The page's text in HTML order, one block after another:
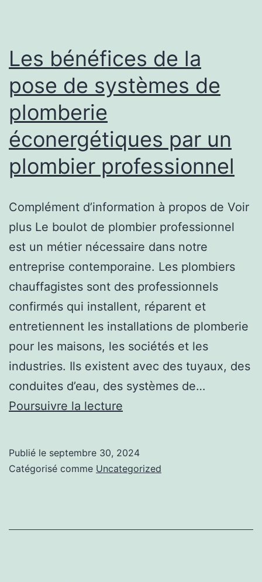
Les bénéfices de la
pose de systèmes de
plomberie
éconergétiques par un
plombier professionnel
Complément d’information à propos de Voir
plus Le boulot de plombier professionnel
est un métier nécessaire dans notre
entreprise contemporaine. Les plombiers
chauffagistes sont des professionnels
confirmés qui installent, réparent et
entretiennent les installations de plomberie
pour les maisons, les sociétés et les
industries. Ils existent avec des tuyaux, des
conduites d’eau, des systèmes de…
Poursuivre la lecture
la
Publié le septembre 30, 2024
Catégorisé comme Uncategorized